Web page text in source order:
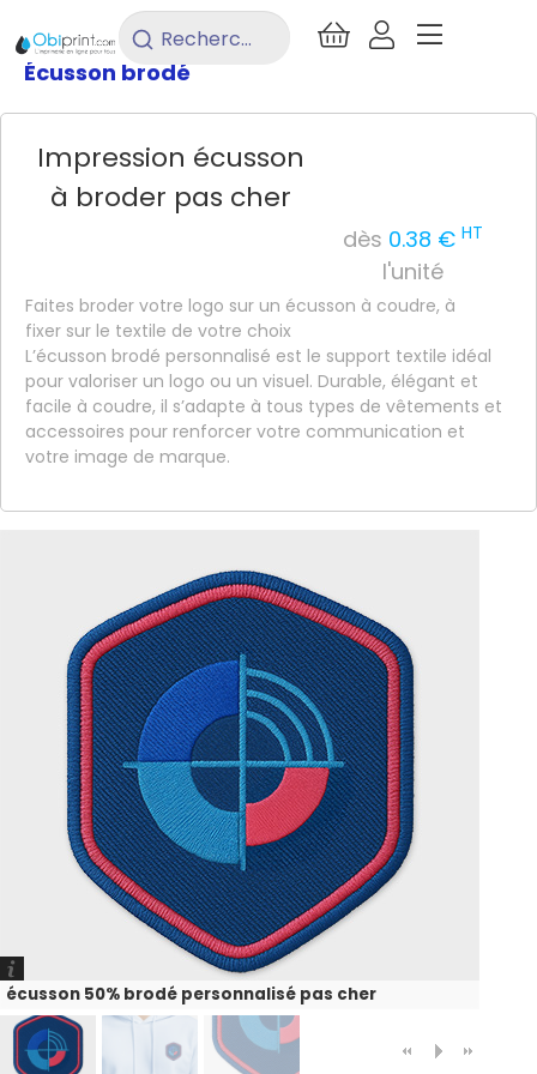
Rechercher
un
/ Objet Pub / Objet pub - Divers
Écusson brodé
Impression écusson
à broder pas cher
dès 0.38 €HT
l'unité
Faites broder votre logo sur un écusson à coudre, à
fixer sur le textile de votre choix
L’écusson brodé personnalisé est le support textile idéal
pour valoriser un logo ou un visuel. Durable, élégant et
facile à coudre, il s’adapte à tous types de vêtements et
accessoires pour renforcer votre communication et
votre image de marque.
écusson 50% brodé personnalisé pas cher